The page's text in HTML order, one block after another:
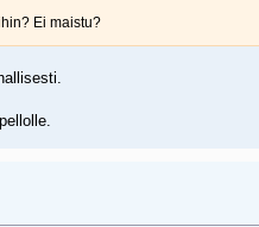
Ei maistu?